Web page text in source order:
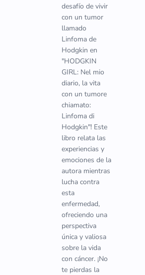
desafío de vivir
con un tumor
llamado
Linfoma de
Hodgkin en
"HODGKIN
GIRL: Nel mio
diario, la vita
con un tumore
chiamato:
Linfoma di
Hodgkin"! Este
libro relata las
experiencias y
emociones de la
autora mientras
lucha contra
esta
enfermedad,
ofreciendo una
perspectiva
única y valiosa
sobre la vida
con cáncer. ¡No
te pierdas la